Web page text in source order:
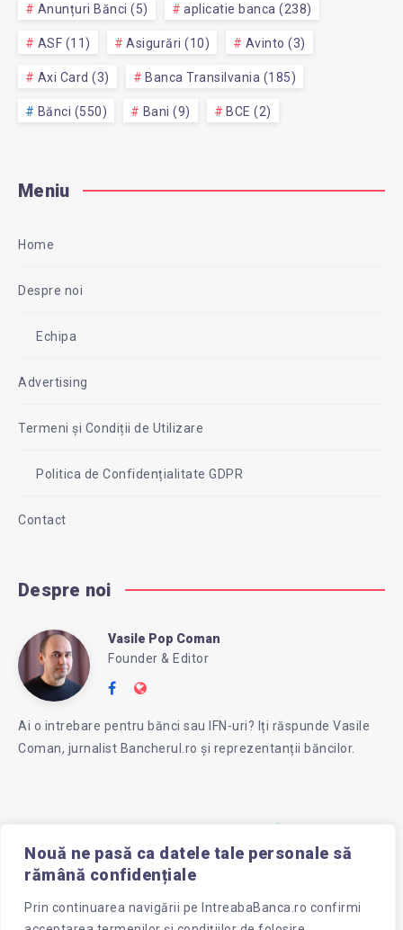
Nouă ne pasă ca datele tale personale să
rămână confidențiale
Prin continuarea navigării pe IntreabaBanca.ro confirmi
Anunțuri Bănci (5) aplicatie banca (238)
ASF (11) Asigurări (10) Avinto (3)
Axi Card (3) Banca Transilvania (185)
Bănci (550) Bani (9) BCE (2)
Meniu
Home
Despre noi
Echipa
Advertising
Termeni și Condiții de Utilizare
Politica de Confidențialitate GDPR
Contact
Despre noi
Vasile
Pop
Vasile Pop Coman
Founder & Editor
Follow
on
Website:
Ai o intrebare pentru bănci sau IFN-uri? Iți răspunde Vasile
Coman, jurnalist Bancherul.ro și reprezentanții băncilor.